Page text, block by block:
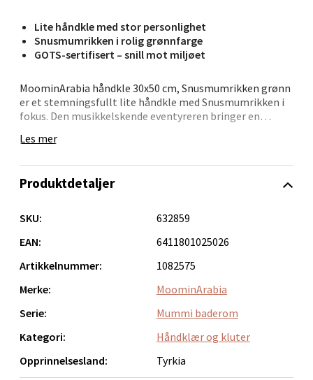
Lite håndkle med stor personlighet
Snusmumrikken i rolig grønnfarge
GOTS-sertifisert – snill mot miljøet
MoominArabia håndkle 30x50 cm, Snusmumrikken grønn
er et stemningsfullt lite håndkle med Snusmumrikken i
fokus. Den musikkelskende eventyreren bringer en
badet.
• Praktisk format: 30 x 50 cm
• Snusmumrikken – fri, vennlig og alltid på farten
Les mer
Produktdetaljer
SKU:
632859
EAN:
6411801025026
Artikkelnummer:
1082575
Merke:
MoominArabia
Serie:
Mummi baderom
Kategori:
Håndklær og kluter
Opprinnelsesland:
Tyrkia
Bergen - Oasen Senter
Folke Bernadottes vei 52, 5147 Fyllingsdalen
Oppdal - Aunasenteret
Aunasenteret, Sunndalsvegen 3, 7340 Oppdal
0 i butikk